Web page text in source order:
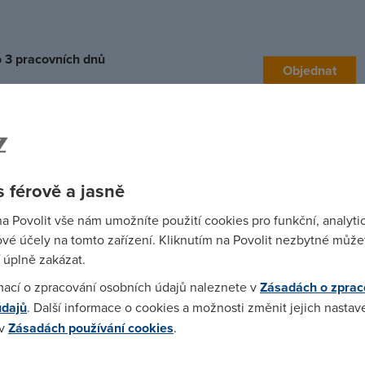
pracovních dnů
Objednat
internetu 100 s instalací
Stabilita
S
férově a jasně
Povolit vše nám umožníte použití cookies pro funkční,
účely na tomto zařízení. Kliknutím na Povolit nezbytné
zakázat.
o zpracování osobních údajů naleznete vZásadách o
. Další informace o cookies a možnosti změnit jejich
Zásadách používání cookies.